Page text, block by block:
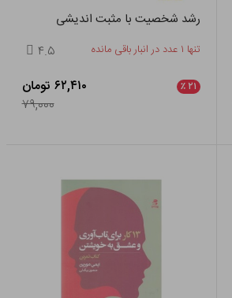
رشد شخصیت با مثبت اندیشی
تنها ۱ عدد در انبار باقی مانده ۴.۵
۲۱ ٪
۶۲,۴۱۰ تومان
۷۹,۰۰۰